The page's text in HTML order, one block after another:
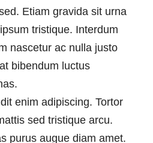
Etiam gravida sit urna
tristique. Interdum
nascetur ac nulla justo
bibendum luctus
enim adipiscing. Tortor
sed tristique arcu.
purus augue diam amet.